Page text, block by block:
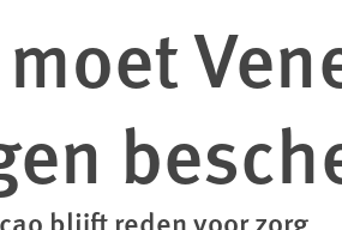
blijft reden voor zorg